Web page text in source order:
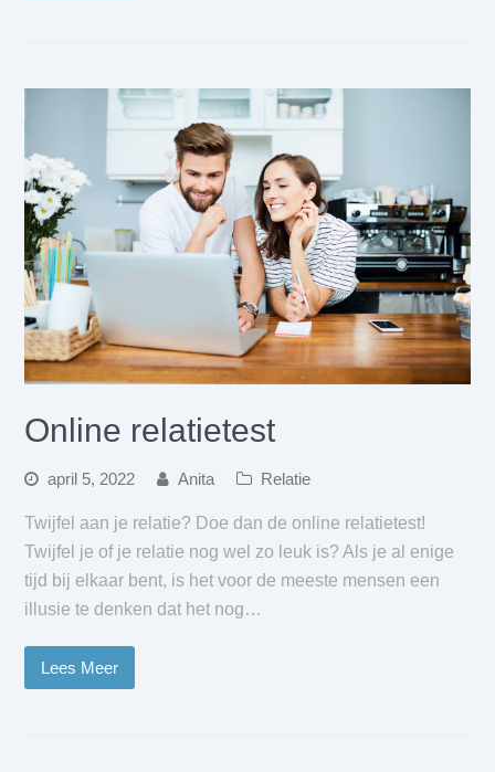
Online relatietest
april 5, 2022 Anita Relatie
Twijfel aan je relatie? Doe dan de online relatietest!
Twijfel je of je relatie nog wel zo leuk is? Als je al enige
tijd bij elkaar bent, is het voor de meeste mensen een
illusie te denken dat het nog…
Lees Meer